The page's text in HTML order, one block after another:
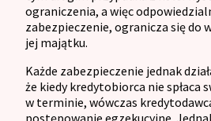
ograniczenia, a więc
zabezpieczenie, ogranicza się do
jej majątku.
Każde zabezpieczenie jednak
że kiedy kredytobiorca nie spłaca
w terminie, wówczas